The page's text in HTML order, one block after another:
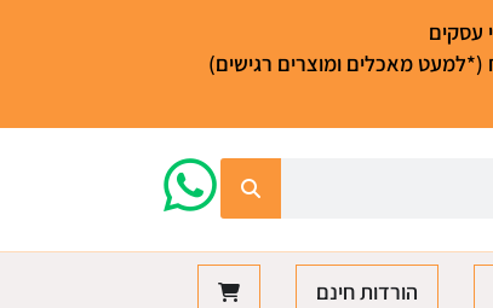
הורדות חינם